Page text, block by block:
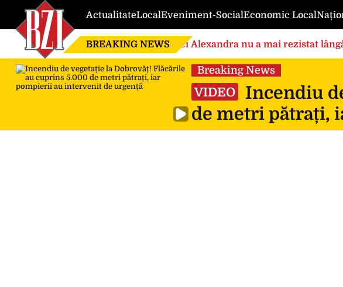
ActualitateLocalEveniment-SocialEconomic Local
BREAKING NEWS Nici Alexandra nu a mai rezistat
de căsnicie
Breaking News
VIDEO
Incendiu
de metri pătrați,